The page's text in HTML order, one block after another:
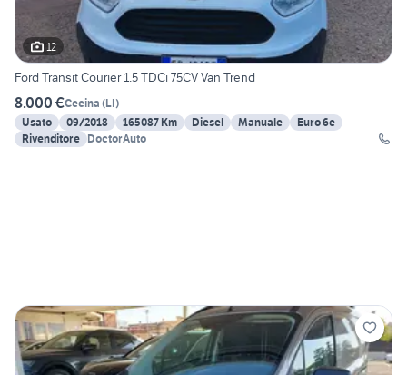
12
Ford Transit Courier 1.5 TDCi 75CV Van Trend
8.000 €Cecina (LI)
Usato
09/2018 165087 Km Diesel Manuale
Euro 6e
Rivenditore DoctorAuto